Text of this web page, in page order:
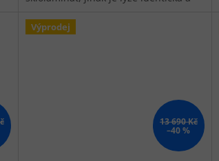
Výprodej
13 690 Kč
–40 %